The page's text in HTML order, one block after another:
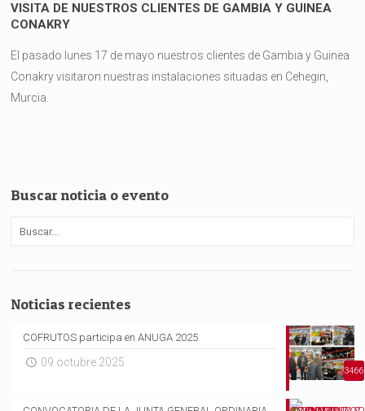
VISITA DE NUESTROS CLIENTES DE GAMBIA Y GUINEA
CONAKRY
El pasado lunes 17 de mayo nuestros clientes de Gambia y Guinea
Conakry visitaron nuestras instalaciones situadas en Cehegin,
Murcia.
Buscar noticia o evento
Noticias recientes
3466
COFRUTOS participa en ANUGA 2025
09 octubre 2025